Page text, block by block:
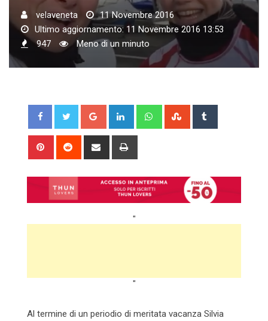
velaveneta
11 Novembre 2016
Ultimo aggiornamento: 11 Novembre 2016 13:53
947
Meno di un minuto
Google+ LinkedIn WhatsappStumbleUpon
Pinterest Reddit
Share
"
"
Al termine di un periodio di meritata vacanza Silvia